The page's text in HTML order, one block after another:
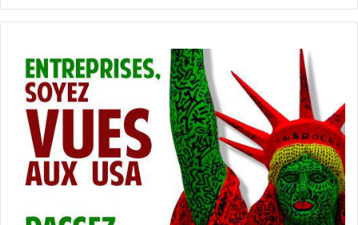
A quelle heure les résultats officiels ?
lors de cette élection 2016, les jeux pourraient bien être
faits très rapidement… ou au contraire très tard dans la
soirée. Si les premiers swing states dont les résultats
seront annoncés (dont la Floride) sont favorables à Donald
Trump, il faudra attendre un peu plus tard. Peu après 19h
(heure de la côte est) les premières estimations
tomberont pour certains Etats très importants.
Les Sondages